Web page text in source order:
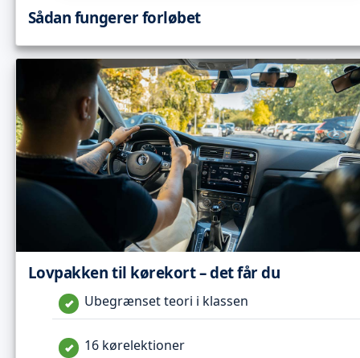
Sådan fungerer forløbet
Lovpakken til kørekort – det får du
Ubegrænset teori i klassen
16 kørelektioner